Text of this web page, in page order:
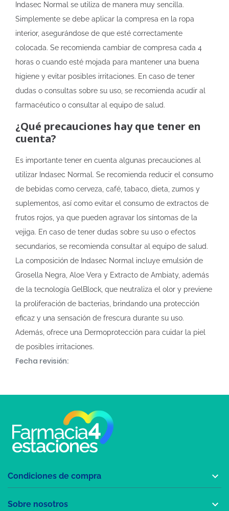
Indasec Normal se utiliza de manera muy sencilla.
Simplemente se debe aplicar la compresa en la ropa
interior, asegurándose de que esté correctamente
colocada. Se recomienda cambiar de compresa cada 4
horas o cuando esté mojada para mantener una buena
higiene y evitar posibles irritaciones. En caso de tener
dudas o consultas sobre su uso, se recomienda acudir al
farmacéutico o consultar al equipo de salud.
¿Qué precauciones hay que tener en
cuenta?
Es importante tener en cuenta algunas precauciones al
utilizar Indasec Normal. Se recomienda reducir el consumo
de bebidas como cerveza, café, tabaco, dieta, zumos y
suplementos, así como evitar el consumo de extractos de
frutos rojos, ya que pueden agravar los síntomas de la
vejiga. En caso de tener dudas sobre su uso o efectos
secundarios, se recomienda consultar al equipo de salud.
La composición de Indasec Normal incluye emulsión de
Grosella Negra, Aloe Vera y Extracto de Ambiaty, además
de la tecnología GelBlock, que neutraliza el olor y previene
la proliferación de bacterias, brindando una protección
eficaz y una sensación de frescura durante su uso.
Además, ofrece una Dermoprotección para cuidar la piel
de posibles irritaciones.
Fecha revisión:
Condiciones de compra 
Sobre nosotros 